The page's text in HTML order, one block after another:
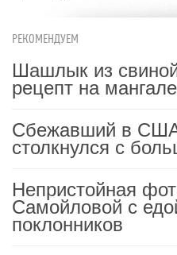
РЕКОМЕНДУЕМ
Шашлык из
рецепт на
Сбежавший в
столкнулся с
Непристойная
Самойловой с
поклонников